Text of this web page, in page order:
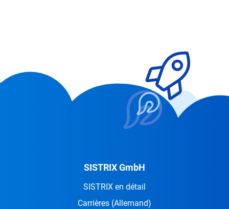
SISTRIX GmbH
SISTRIX en détail
Carrières (Allemand)